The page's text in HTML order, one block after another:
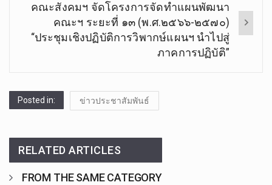
คณะสังคมฯ จัดโครงการจัดทำแผนพัฒนา
คณะฯ ระยะที่ ๑๓ (พ.ศ.๒๕๖๖-๒๕๗๐)
“ประชุมเชิงปฏิบัติการวิพากษ์แผนฯ นำไปสู่
ภาคการปฏิบัติ”
Posted in: ข่าวประชาสัมพันธ์
RELATED ARTICLES
FROM THE SAME CATEGORY